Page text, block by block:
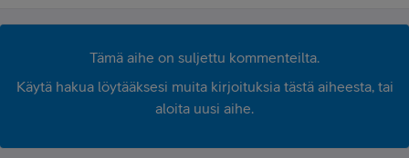
Tämä aihe on suljettu kommenteilta.
Käytä hakua löytääksesi muita kirjoituksia tästä aiheesta, tai
aloita uusi aihe.